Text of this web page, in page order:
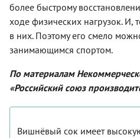
более быстрому
ходе физических нагрузок. И,
в них. Поэтому его смело
занимающимся спортом.
По материалам
«Российский союз
Вишнёвый сок имеет